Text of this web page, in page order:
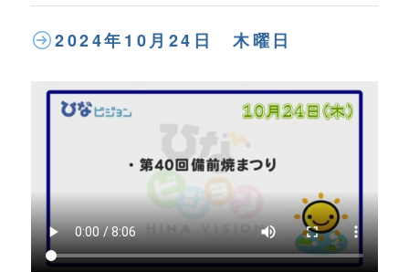
2024年10月24日 木曜日